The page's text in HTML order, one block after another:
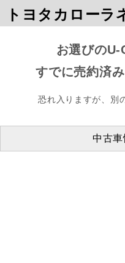
トヨタカローラ
お選びのU-
すでに売約済
恐れ入りますが、別
中古